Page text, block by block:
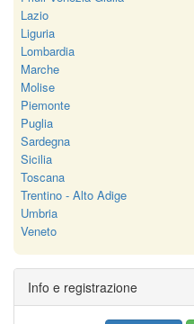
Lazio
Liguria
Lombardia
Marche
Molise
Piemonte
Puglia
Sardegna
Sicilia
Toscana
Trentino - Alto Adige
Umbria
Veneto
Info e registrazione